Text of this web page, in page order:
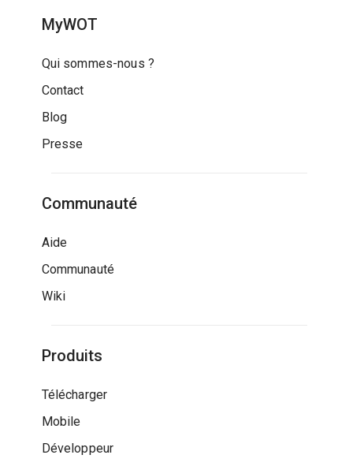
MyWOT
Qui sommes-nous ?
Contact
Blog
Presse
Communauté
Aide
Communauté
Wiki
Produits
Télécharger
Mobile
Développeur